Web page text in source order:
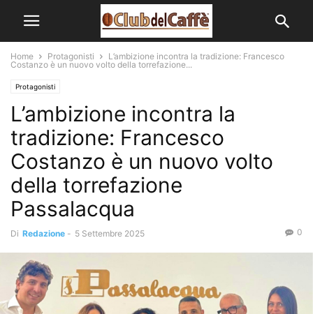
Home Protagonisti
L’ambizione incontra la tradizione: Francesco
Costanzo è un nuovo volto della torrefazione...
Protagonisti
L’ambizione incontra la
tradizione: Francesco
Costanzo è un nuovo volto
della torrefazione
Passalacqua
Di Redazione - 5 Settembre 2025 0